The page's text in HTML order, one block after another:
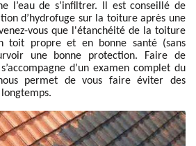
l’eau de s’infiltrer. Il est conseillé de
d’hydrofuge sur la toiture après une
vous que l'étanchéité de la toiture
toit propre et en bonne santé (sans
une bonne protection. Faire de
d’un examen complet du
permet de vous faire éviter des